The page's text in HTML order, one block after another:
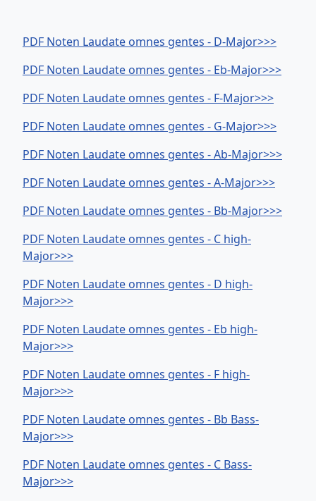
PDF Noten Laudate omnes gentes - D-Major>>>
PDF Noten Laudate omnes gentes - Eb-Major>>>
PDF Noten Laudate omnes gentes - F-Major>>>
PDF Noten Laudate omnes gentes - G-Major>>>
PDF Noten Laudate omnes gentes - Ab-Major>>>
PDF Noten Laudate omnes gentes - A-Major>>>
PDF Noten Laudate omnes gentes - Bb-Major>>>
PDF Noten Laudate omnes gentes - C high-
Major>>>
PDF Noten Laudate omnes gentes - D high-
Major>>>
PDF Noten Laudate omnes gentes - Eb high-
Major>>>
PDF Noten Laudate omnes gentes - F high-
Major>>>
PDF Noten Laudate omnes gentes - Bb Bass-
Major>>>
PDF Noten Laudate omnes gentes - C Bass-
Major>>>